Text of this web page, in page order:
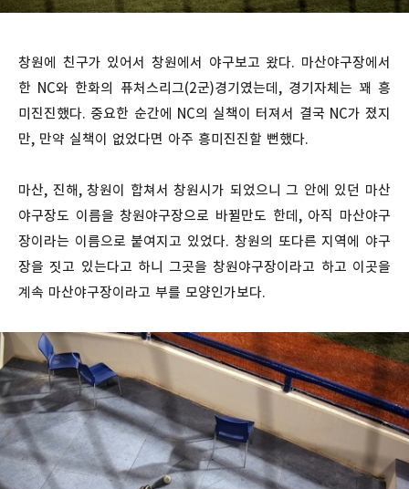
창원에 친구가 있어서 창원에서 야구보고 왔다. 마산야구장에서
한 NC와 한화의 퓨처스리그(2군)경기였는데, 경기자체는 꽤 흥
미진진했다. 중요한 순간에 NC의 실책이 터져서 결국 NC가 졌지
만, 만약 실책이 없었다면 아주 흥미진진할 뻔했다.
마산, 진해, 창원이 합쳐서 창원시가 되었으니 그 안에 있던 마산
야구장도 이름을 창원야구장으로 바뀔만도 한데, 아직 마산야구
장이라는 이름으로 붙여지고 있었다. 창원의 또다른 지역에 야구
장을 짓고 있는다고 하니 그곳을 창원야구장이라고 하고 이곳을
계속 마산야구장이라고 부를 모양인가보다.